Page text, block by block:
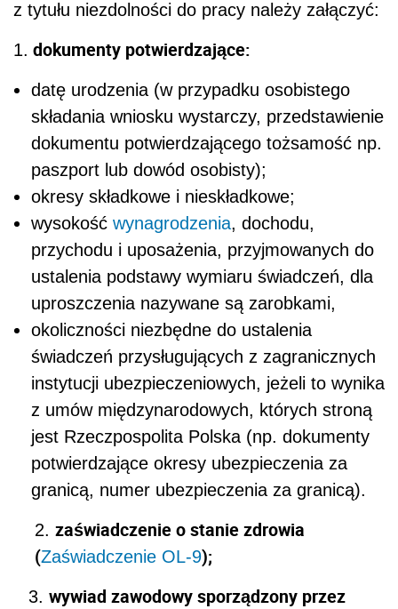
z tytułu niezdolności do pracy należy załączyć:
1. dokumenty potwierdzające:
datę urodzenia (w przypadku osobistego
składania wniosku wystarczy, przedstawienie
dokumentu potwierdzającego tożsamość np.
paszport lub dowód osobisty);
okresy składkowe i nieskładkowe;
wysokość wynagrodzenia, dochodu,
przychodu i uposażenia, przyjmowanych do
ustalenia podstawy wymiaru świadczeń, dla
uproszczenia nazywane są zarobkami,
okoliczności niezbędne do ustalenia
świadczeń przysługujących z zagranicznych
instytucji ubezpieczeniowych, jeżeli to wynika
z umów międzynarodowych, których stroną
jest Rzeczpospolita Polska (np. dokumenty
potwierdzające okresy ubezpieczenia za
granicą, numer ubezpieczenia za granicą).
2. zaświadczenie o stanie zdrowia
(Zaświadczenie OL-9);
wywiad zawodowy sporządzony przez